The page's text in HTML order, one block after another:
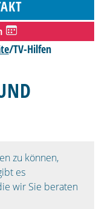
/TV-Hilfen
zu können,
es
wir Sie beraten